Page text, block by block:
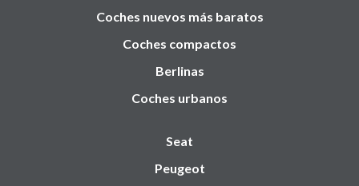
Coches nuevos más baratos
Coches compactos
Berlinas
Coches urbanos
Seat
Peugeot